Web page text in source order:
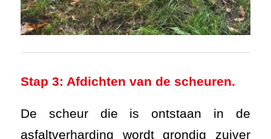
Stap 3: Afdichten van de scheuren.
De scheur die is ontstaan in de
asfaltverharding wordt grondig zuiver